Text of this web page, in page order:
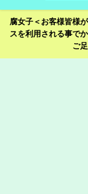
腐女子＜お客様皆様
スを利用される事で
ご